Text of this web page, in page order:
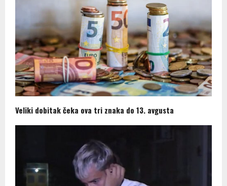
Veliki dobitak čeka ova tri znaka do 13. avgusta